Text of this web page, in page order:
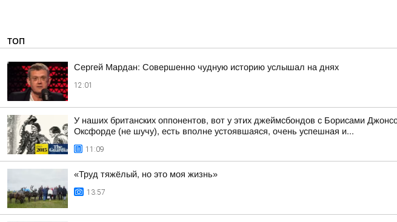
ТОП
Сергей Мардан: Совершенно чудную историю услышал на днях
12:01
У наших британских оппонентов, вот у этих джеймсбондов с Борисами
Оксфорде (не шучу), есть вполне устоявшаяся, очень успешная и...
11:09
«Труд тяжёлый, но это моя жизнь»
13:57